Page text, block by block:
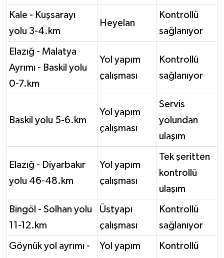
Kale - Kuşsarayı
yolu 3-4.km
Heyelan
Kontrollü
sağlanıyor
Elazığ - Malatya
Ayrımı - Baskil yolu
0-7.km
Yol yapım
çalışması
Kontrollü
sağlanıyor
Baskil yolu 5-6.km
Yol yapım
çalışması
Servis
yolundan
ulaşım
Elazığ - Diyarbakır
yolu 46-48.km
Yol yapım
çalışması
Tek şeritten
kontrollü
ulaşım
Bingöl - Solhan yolu
11-12.km
Üstyapı
çalışması
Kontrollü
sağlanıyor
Göynük yol ayrımı -
Yol yapım
Kontrollü